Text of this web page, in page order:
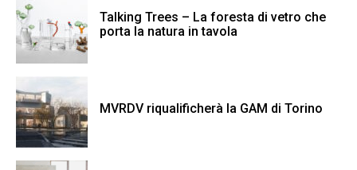
Talking Trees – La foresta di vetro che
porta la natura in tavola
MVRDV riqualificherà la GAM di Torino